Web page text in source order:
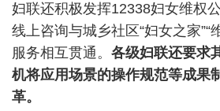
妇联还积极发挥12338妇女维权
线上咨询与城乡社区“妇女之家”“
服务相互贯通。 各级妇联还要求
机将应用场景的操作规范等成果
革。